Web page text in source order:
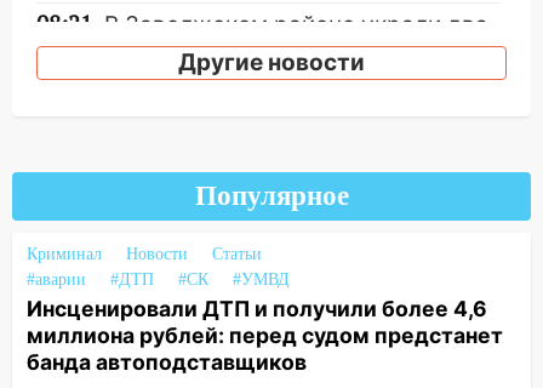
08:21
В Заволжском районе украли два
велосипеда
Четыре года борьбы: ульяновские
юристы помогли женщине засудить УК
за плесень на стенах
05:00
Кому 6 августа звезды сулят
прибыль, а кому — испытания на
прочность
Другие новости
Популярное
Криминал Новости
Статьи
#аварии
#ДТП #СК #УМВД
Инсценировали ДТП и получили более 4,6
миллиона рублей: перед судом предстанет
банда автоподставщиков